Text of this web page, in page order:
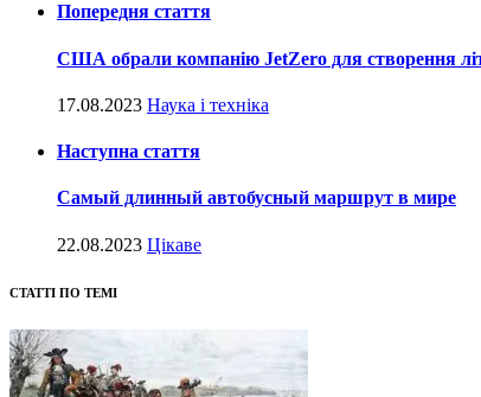
Попередня стаття
США обрали компанію JetZero для створення
17.08.2023 Наука і техніка
Наступна стаття
Самый длинный автобусный маршрут в мире
22.08.2023 Цікаве
СТАТТІ ПО ТЕМІ